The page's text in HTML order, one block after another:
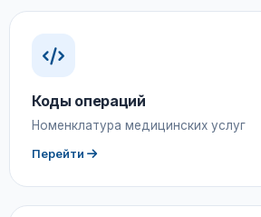
Коды операций
Номенклатура медицинских услуг
Перейти